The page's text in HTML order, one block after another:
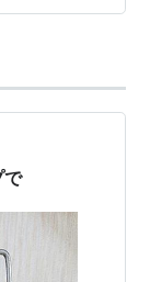
うのでゆず
が含まれて
で